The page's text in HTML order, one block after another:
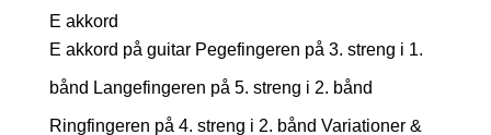
E akkord
E akkord på guitar Pegefingeren på 3. streng i 1.
bånd Langefingeren på 5. streng i 2. bånd
Ringfingeren på 4. streng i 2. bånd Variationer &